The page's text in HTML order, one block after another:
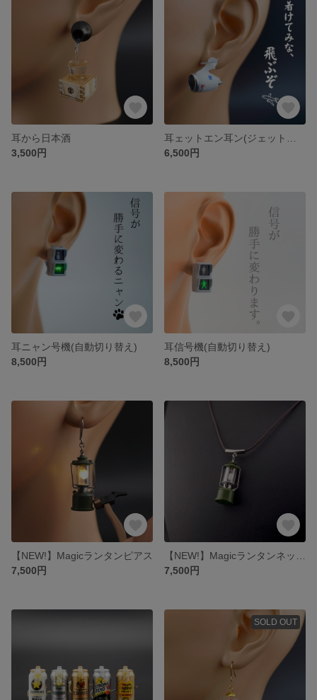
耳から日本酒
3,500円
6,500円
耳ニャン号機(自動切り替え)
8,500円
耳信号機(自動切り替え)
8,500円
【NEW!】Magicランタンピアス
7,500円
7,500円
SOLD OUT